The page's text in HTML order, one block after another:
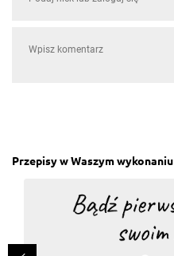
Przepisy w Waszym wykonaniu